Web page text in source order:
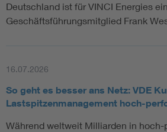
Deutschland ist für VINCI Energies
Geschäftsführungsmitglied Frank
16.07.2026
So geht es besser ans Netz: VDE
Lastspitzenmanagement hoch-
Während weltweit Milliarden in hoch-